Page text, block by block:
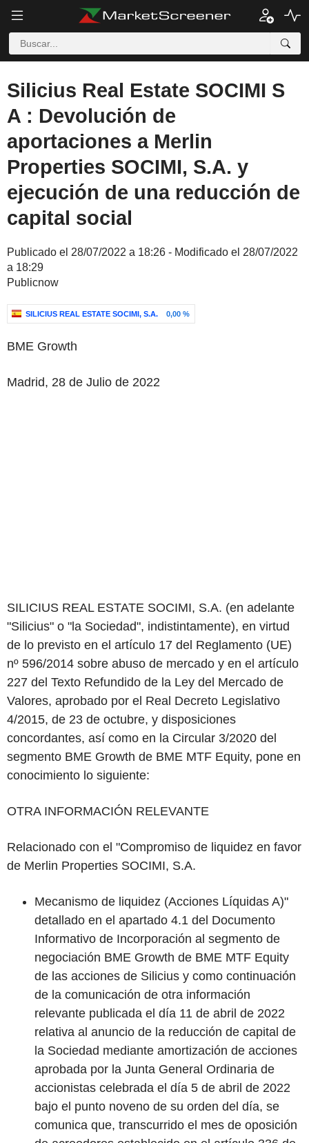
Silicius Real Estate SOCIMI S
A : Devolución de
aportaciones a Merlin
Properties SOCIMI, S.A. y
ejecución de una reducción de
capital social
Publicado el 28/07/2022 a 18:26 - Modificado el 28/07/2022
a 18:29
Publicnow
SILICIUS REAL ESTATE SOCIMI, S.A. 0,00 %
BME Growth
Madrid, 28 de Julio de 2022
SILICIUS REAL ESTATE SOCIMI, S.A. (en adelante
"Silicius" o "la Sociedad", indistintamente), en virtud
de lo previsto en el artículo 17 del Reglamento (UE)
nº 596/2014 sobre abuso de mercado y en el artículo
227 del Texto Refundido de la Ley del Mercado de
Valores, aprobado por el Real Decreto Legislativo
4/2015, de 23 de octubre, y disposiciones
concordantes, así como en la Circular 3/2020 del
segmento BME Growth de BME MTF Equity, pone en
conocimiento lo siguiente:
OTRA INFORMACIÓN RELEVANTE
Relacionado con el "Compromiso de liquidez en favor
de Merlin Properties SOCIMI, S.A.
Mecanismo de liquidez (Acciones Líquidas A)"
detallado en el apartado 4.1 del Documento
Informativo de Incorporación al segmento de
negociación BME Growth de BME MTF Equity
de las acciones de Silicius y como continuación
de la comunicación de otra información
relevante publicada el día 11 de abril de 2022
relativa al anuncio de la reducción de capital de
la Sociedad mediante amortización de acciones
aprobada por la Junta General Ordinaria de
accionistas celebrada el día 5 de abril de 2022
bajo el punto noveno de su orden del día, se
comunica que, transcurrido el mes de oposición